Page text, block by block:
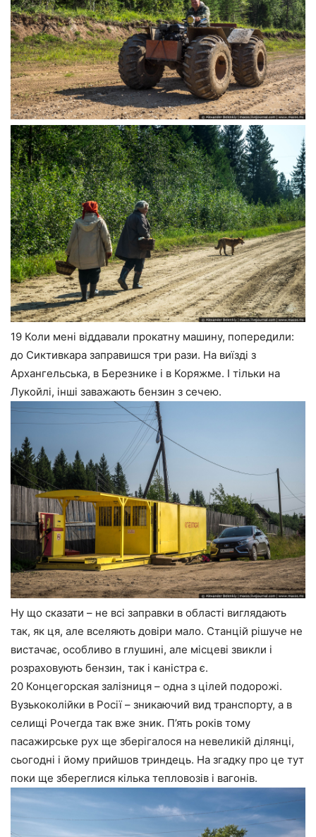
19 Коли мені віддавали прокатну машину, попередили:
до Сиктивкара заправишся три рази. На виїзді з
Архангельська, в Березнике і в Коряжме. І тільки на
Лукойлі, інші заважають бензин з сечею.
Ну що сказати – не всі заправки в області виглядають
так, як ця, але вселяють довіри мало. Станцій рішуче не
вистачає, особливо в глушині, але місцеві звикли і
розраховують бензин, так і каністра є.
20 Концегорская залізниця – одна з цілей подорожі.
Вузькоколійки в Росії – зникаючий вид транспорту, а в
селищі Рочегда так вже зник. П’ять років тому
пасажирське рух ще зберігалося на невеликій ділянці,
сьогодні і йому прийшов триндець. На згадку про це тут
поки ще збереглися кілька тепловозів і вагонів.